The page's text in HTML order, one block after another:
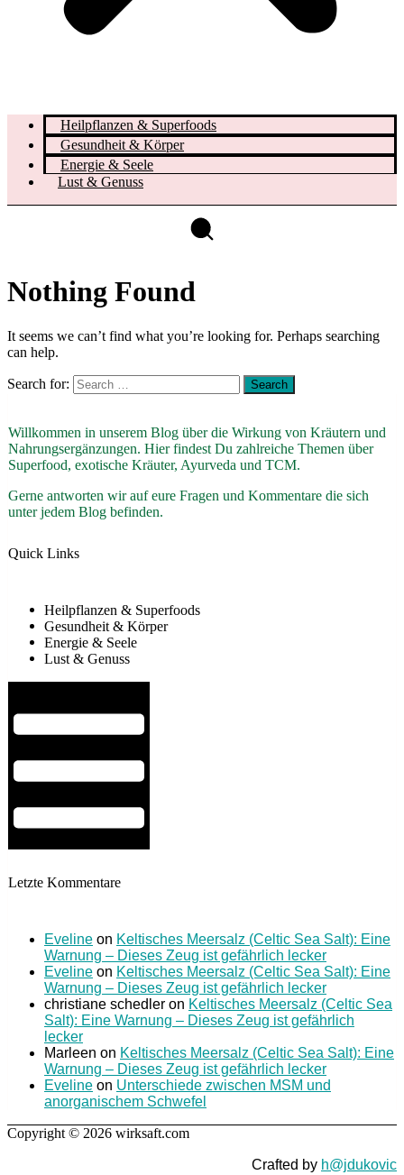
Heilpflanzen & Superfoods
Gesundheit & Körper
Energie & Seele
Lust & Genuss
Nothing Found
It seems we can’t find what you’re looking for. Perhaps searching
can help.
Search for:
Willkommen in unserem Blog über die Wirkung von Kräutern und
Nahrungsergänzungen. Hier findest Du zahlreiche Themen über
Superfood, exotische Kräuter, Ayurveda und TCM.
Gerne antworten wir auf eure Fragen und Kommentare die sich
unter jedem Blog befinden.
Quick Links
Heilpflanzen & Superfoods
Gesundheit & Körper
Energie & Seele
Lust & Genuss
Letzte Kommentare
Eveline on Keltisches Meersalz (Celtic Sea Salt): Eine
Warnung – Dieses Zeug ist gefährlich lecker
Eveline on Keltisches Meersalz (Celtic Sea Salt): Eine
Warnung – Dieses Zeug ist gefährlich lecker
christiane schedler on Keltisches Meersalz (Celtic Sea
Salt): Eine Warnung – Dieses Zeug ist gefährlich
lecker
Marleen on Keltisches Meersalz (Celtic Sea Salt): Eine
Warnung – Dieses Zeug ist gefährlich lecker
Eveline on Unterschiede zwischen MSM und
anorganischem Schwefel
Copyright © 2026 wirksaft.com
Crafted by h@jdukovic